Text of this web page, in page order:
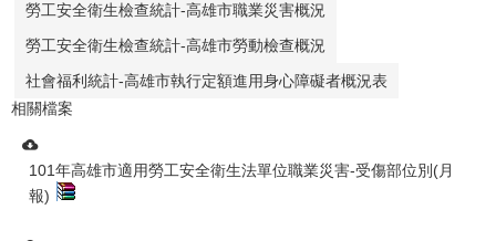
勞工安全衛生檢查統計-高雄市職業災害概況
勞工安全衛生檢查統計-高雄市勞動檢查概況
社會福利統計-高雄市執行定額進用身心障礙者概況表
相關檔案
101年高雄市適用勞工安全衛生法單位職業災害-受傷部位別(月
報)